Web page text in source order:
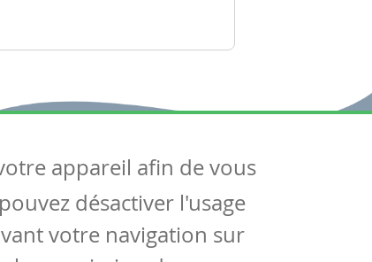
nous
nous
scolaire
appareil afin de vous
désactiver l'usage
votre navigation sur